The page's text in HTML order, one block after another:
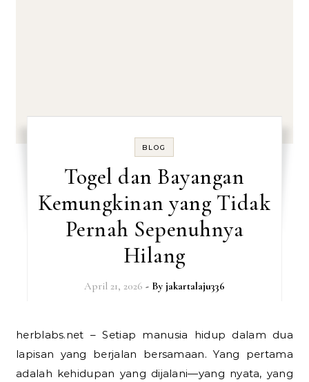
BLOG
Togel dan Bayangan
Kemungkinan yang Tidak
Pernah Sepenuhnya
Hilang
April 21, 2026 - By jakartalaju336
herblabs.net – Setiap manusia hidup dalam dua
lapisan yang berjalan bersamaan. Yang pertama
adalah kehidupan yang dijalani—yang nyata, yang